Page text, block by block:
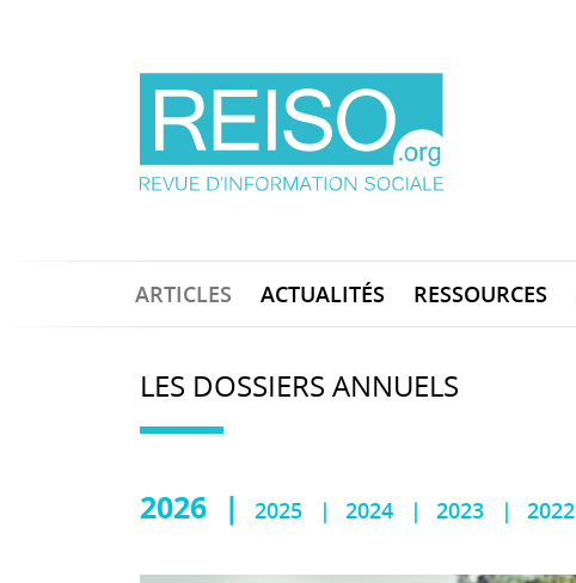
ARTICLES ACTUALITÉS RESSOURCES
LES DOSSIERS ANNUELS
2026 2025 2024 2023 2022